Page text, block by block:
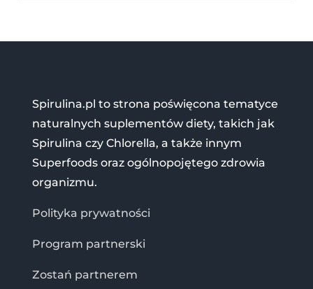
Spirulina.pl to strona poświęcona tematyce
naturalnych suplementów diety, takich jak
Spirulina czy Chlorella, a także innym
Superfoods oraz ogólnopojętego zdrowia
organizmu.
Polityka prywatności
Program partnerski
Zostań partnerem